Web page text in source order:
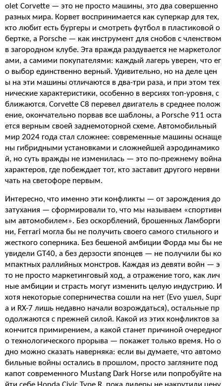
olet Corvette — это не просто машины, это два совершенно
разных мира. Корвет воспринимается как суперкар для тех,
кто любит есть бургеры и смотреть футбол в пластиковой о
бертке, а Porsche — как инструмент для снобов с членством
в загородном клубе. Эта вражда раздувается не маркетолог
ами, а самими покупателями: каждый лагерь уверен, что ег
о выбор единственно верный. Удивительно, но на деле цен
ы на эти машины отличаются в два-три раза, и при этом тех
нические характеристики, особенно в версиях топ-уровня, с
ближаются. Corvette C8 перевел двигатель в среднее полож
ение, окончательно порвав все шаблоны, а Porsche 911 оста
ется верным своей заднемоторной схеме. Автомобильный
мир 2024 года стал сложнее: современные машины оснаще
ны гибридными установками и сложнейшей аэродинамико
й, но суть вражды не изменилась — это по-прежнему война
характеров, где побеждает тот, кто заставит другого нервни
чать на светофоре первым.
Интересно, что именно эти конфликты — от зарождения до
затухания — сформировали то, что мы называем «спортивн
ым автомобилем». Без оскорблений, брошенных Ламборги
ни, Ferrari могла бы не получить своего самого стильного и
жесткого соперника. Без бешеной амбиции Форда мы бы не
увидели GT40, а без дерзости японцев — не получили бы ко
мпактных раллийных монстров. Каждая из девяти войн — э
то не просто маркетинговый ход, а отражение того, как лич
ные амбиции и страсть могут изменить целую индустрию. И
хотя некоторые соперничества сошли на нет (Evo ушел, Supr
a и RX-7 лишь недавно начали возрождаться), остальные пр
одолжаются с прежней силой. Какой из этих конфликтов за
кончится примирением, а какой станет причиной очередног
о технологического прорыва — покажет только время. Но о
дно можно сказать наверняка: если вы думаете, что автомо
бильные войны остались в прошлом, просто загляните под
капот современного Mustang Dark Horse или попробуйте на